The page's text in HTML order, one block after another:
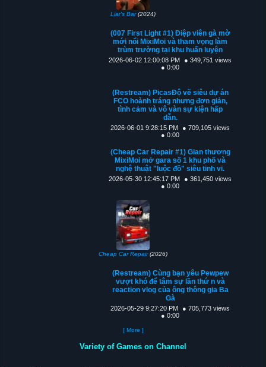
Liar's Bar(2024)
(007 First Light #1) Điệp viên gà mờ
mới nổi MixiMoi và tham vọng làm
trùm trường tại khu huấn luyện
2026-06-02 12:00:08 PM
● 349,751 views
● 0:00
(Restream) PicasĐộ vẽ siêu dự án
FCO hoành tráng nhưng đơn giản,
tình cảm và vô vàn sự kiện hấp
dẫn.
2026-06-01 9:28:15 PM
● 709,105 views
● 0:00
(Cheap Car Repair #1) Gian thương
MixiMoi mở gara số 1 khu phố và
nghệ thuật "luộc đồ" siêu tinh vi.
2026-05-30 12:45:17 PM
● 361,450 views
● 0:00
Cheap Car Repair(2026)
(Restream) Cùng bạn yêu Pewpew
vượt khó để tâm sự lần thứ n và
reaction vlog của ông thông gia Ba
Gà
2026-05-29 9:27:20 PM
● 705,773 views
● 0:00
[ More ]
Variety of Games on Channel